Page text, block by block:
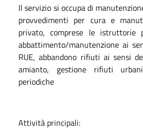
Il servizio si occupa di
provvedimenti per cura e
privato, comprese le
abbattimento/manutenzione ai
RUE, abbandono rifiuti ai sensi
amianto, gestione rifiuti
periodiche
Attività principali: